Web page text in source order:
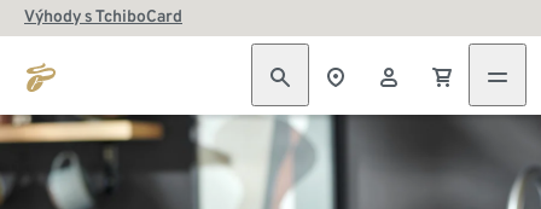
Výhody s TchiboCard